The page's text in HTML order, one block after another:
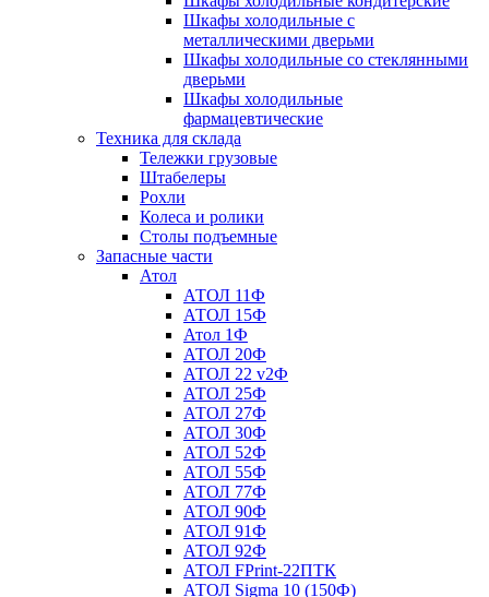
Шкафы холодильные с
металлическими дверьми
Шкафы холодильные со стеклянными
дверьми
Шкафы холодильные
фармацевтические
Техника для склада
Тележки грузовые
Штабелеры
Рохли
Колеса и ролики
Столы подъемные
Запасные части
Атол
АТОЛ 11Ф
АТОЛ 15Ф
Атол 1Ф
АТОЛ 20Ф
АТОЛ 22 v2Ф
АТОЛ 25Ф
АТОЛ 27Ф
АТОЛ 30Ф
АТОЛ 52Ф
АТОЛ 55Ф
АТОЛ 77Ф
АТОЛ 90Ф
АТОЛ 91Ф
АТОЛ 92Ф
АТОЛ FPrint-22ПТК
АТОЛ Sigma 10 (150Ф)